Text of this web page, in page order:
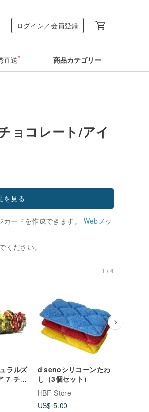
ログイン／会員登録
直送 商品カテゴリー
ョコレート/アイ
を見る
ードを作成できます。 Webメッ
ください。
1 / 4
ラルズ
7 チャ
スモー
インチ
disenoシリコーンたわ
し（3個セット）
HBF Store
US$ 5.00